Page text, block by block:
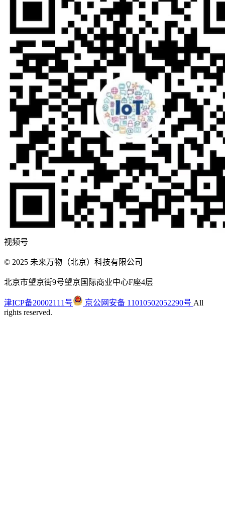
视频号
© 2025 未来万物（北京）科技有限公司
北京市望京街9号望京国际商业中心F座4层
津ICP备20002111号 京公网安备 11010502052290号 All
rights reserved.